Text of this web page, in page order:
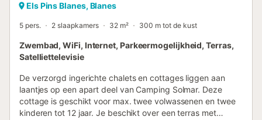
Els Pins Blanes, Blanes
5 pers. 2 slaapkamers 32 m² 300 m tot de kust
Zwembad, WiFi, Internet, Parkeermogelijkheid, Terras,
Satelliettelevisie
De verzorgd ingerichte chalets en cottages liggen aan
laantjes op een apart deel van Camping Solmar. Deze
cottage is geschikt voor max. twee volwassenen en twee
kinderen tot 12 jaar. Je beschikt over een terras met